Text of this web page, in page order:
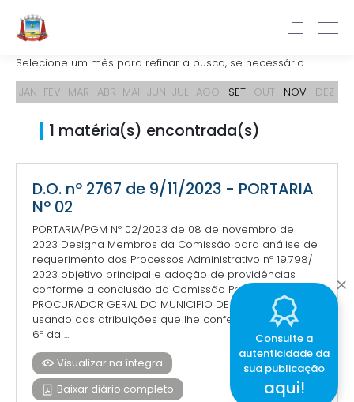
Selecione um mês para refinar a busca, se necessário.
JAN FEV MAR ABR MAI JUN JUL AGO SET OUT NOV DEZ
1 matéria(s) encontrada(s)
D.O. nº 2767 de 9/11/2023 - PORTARIA
Nº 02
PORTARIA/PGM Nº 02/2023 de 08 de novembro de
2023 Designa Membros da Comissão para análise de
requerimento dos Processos Administrativo nº 19.798/
2023 objetivo principal e adoção de providências
conforme a conclusão da Comissão Processante. O
PROCURADOR GERAL DO MUNICIPIO DE CORUMBÁ,
usando das atribuições que lhe confere o artigo 5º e
6º da ...
Visualizar na íntegra
Baixar diário completo
Consulte a
autenticidade da
sua publicação
aqui!